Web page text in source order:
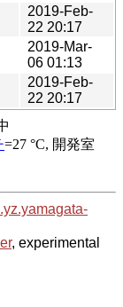
2019-Feb-
22 20:17
2019-Mar-
06 01:13
2019-Feb-
22 20:17
, experimental